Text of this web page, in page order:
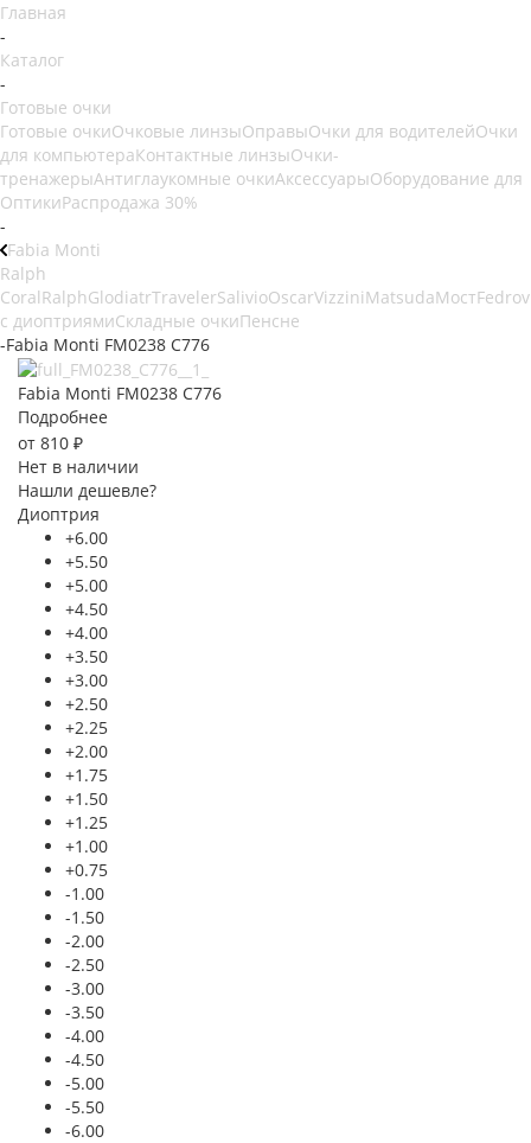
Главная
-
Каталог
-
Готовые очки
Готовые очкиОчковые линзыОправыОчки для водителейОчки
для компьютераКонтактные линзыОчки-
тренажерыАнтиглаукомные очкиАксессуарыОборудование для
ОптикиРаспродажа 30%
-
Fabia Monti
Ralph
CoralRalphGlodiatrTravelerSalivioOscarVizziniMatsudaМостFedrov
с диоптриямиСкладные очкиПенсне
-Fabia Monti FM0238 C776
Fabia Monti FM0238 C776
Подробнее
от 810 ₽
Нет в наличии
Нашли дешевле?
Диоптрия
+6.00
+5.50
+5.00
+4.50
+4.00
+3.50
+3.00
+2.50
+2.25
+2.00
+1.75
+1.50
+1.25
+1.00
+0.75
-1.00
-1.50
-2.00
-2.50
-3.00
-3.50
-4.00
-4.50
-5.00
-5.50
-6.00